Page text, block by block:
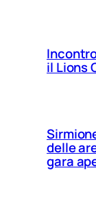
il Lions
delle
gara